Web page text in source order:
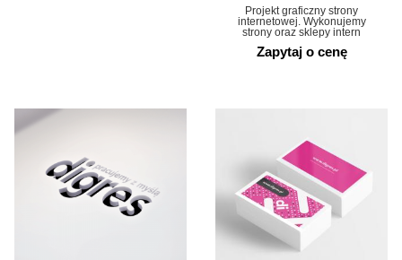
Projekt graficzny strony
internetowej. Wykonujemy
strony oraz sklepy intern
Zapytaj o cenę